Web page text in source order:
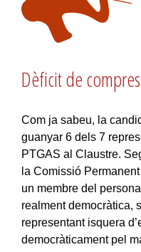
Dèficit de
Com ja sabeu, la
guanyar 6 dels 7
PTGAS al Claustre.
la Comissió
un membre del
realment democràtica,
representant isquera
democràticament pel